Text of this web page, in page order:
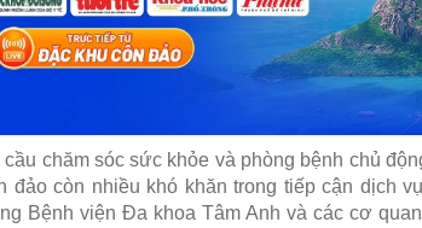
chăm sóc sức khỏe và phòng bệnh chủ
đảo còn nhiều khó khăn trong tiếp cận dịch
Bệnh viện Đa khoa Tâm Anh và các cơ